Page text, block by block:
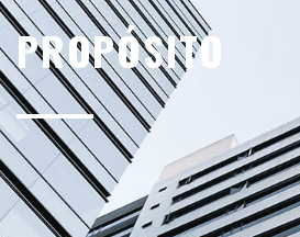
PROPÓSITO